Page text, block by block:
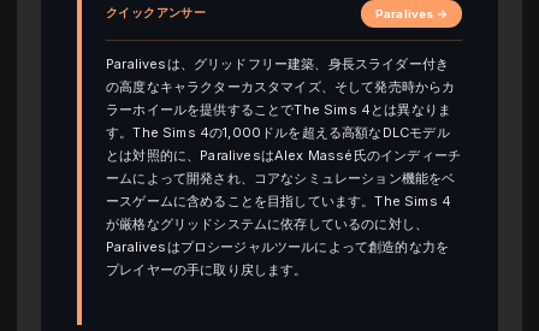
クイックアンサー Paralives →
Paralivesは、グリッドフリー建築、身長スライダー付き
の高度なキャラクターカスタマイズ、そして発売時からカ
ラーホイールを提供することでThe Sims 4とは異なりま
す。The Sims 4の1,000ドルを超える高額なDLCモデル
とは対照的に、ParalivesはAlex Massé氏のインディーチ
ームによって開発され、コアなシミュレーション機能をベ
ースゲームに含めることを目指しています。The Sims 4
が厳格なグリッドシステムに依存しているのに対し、
Paralivesはプロシージャルツールによって創造的な力を
プレイヤーの手に取り戻します。